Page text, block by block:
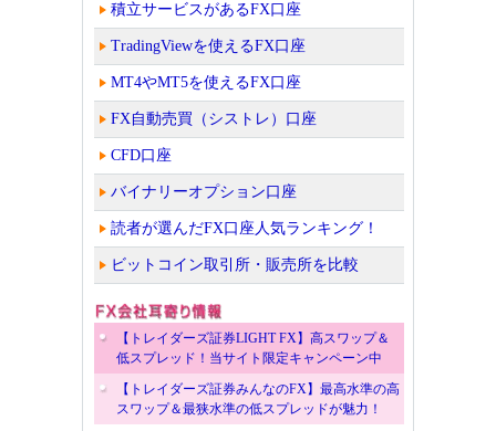
積立サービスがあるFX口座
TradingViewを使えるFX口座
MT4やMT5を使えるFX口座
FX自動売買（シストレ）口座
CFD口座
バイナリーオプション口座
読者が選んだFX口座人気ランキング！
ビットコイン取引所・販売所を比較
【トレイダーズ証券LIGHT FX】高スワップ＆
低スプレッド！当サイト限定キャンペーン中
【トレイダーズ証券みんなのFX】最高水準の高
スワップ＆最狭水準の低スプレッドが魅力！